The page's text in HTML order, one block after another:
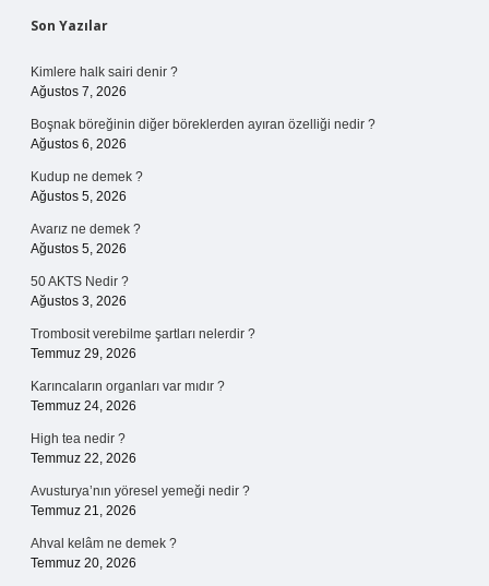
Sidebar
Son Yazılar
Kimlere halk sairi denir ?
Ağustos 7, 2026
Boşnak böreğinin diğer böreklerden ayıran özelliği nedir ?
Ağustos 6, 2026
Kudup ne demek ?
Ağustos 5, 2026
Avarız ne demek ?
Ağustos 5, 2026
50 AKTS Nedir ?
Ağustos 3, 2026
Trombosit verebilme şartları nelerdir ?
Temmuz 29, 2026
Karıncaların organları var mıdır ?
Temmuz 24, 2026
High tea nedir ?
Temmuz 22, 2026
Avusturya’nın yöresel yemeği nedir ?
Temmuz 21, 2026
Ahval kelâm ne demek ?
Temmuz 20, 2026